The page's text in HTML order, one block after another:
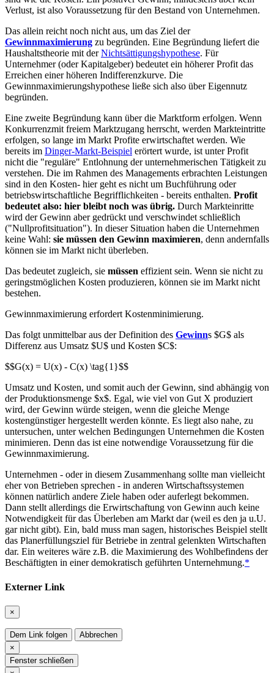
Verlust, ist also Voraussetzung für den Bestand von Unternehmen.
Das allein reicht noch nicht aus, um das Ziel der
Gewinnmaximierung zu begründen. Eine Begründung liefert die
Haushaltstheorie mit derNichtsättigungshypothese. Für
Unternehmer (oder Kapitalgeber) bedeutet ein höherer Profit das
Erreichen einer höheren Indifferenzkurve. Die
Gewinnmaximierungshypothese ließe sich also über Eigennutz
begründen.
Eine zweite Begründung kann über die Marktform erfolgen. Wenn
Konkurrenzmit freiem Marktzugang herrscht, werden Markteintritte
erfolgen, so lange im Markt Profite erwirtschaftet werden. Wie
bereits im Dinger-Markt-Beispiel erörtert wurde, ist unter Profit
nicht die "reguläre" Entlohnung der unternehmerischen Tätigkeit zu
verstehen. Die im Rahmen des Managements erbrachten Leistungen
sind in den Kosten- hier geht es nicht um Buchführung oder
betriebswirtschaftliche Begrifflichkeiten - bereits enthalten. Profit
bedeutet also: hier bleibt noch was übrig. Durch Markteinritte
wird der Gewinn aber gedrückt und verschwindet schließlich
("Nullprofitsituation"). In dieser Situation haben die Unternehmen
keine Wahl: sie müssen den Gewinn maximieren, denn andernfalls
können sie im Markt nicht überleben.
Das bedeutet zugleich, sie müssen effizient sein. Wenn sie nicht zu
geringstmöglichen Kosten produzieren, können sie im Markt nicht
bestehen.
Gewinnmaximierung erfordert Kostenminimierung.
Das folgt unmittelbar aus der Definition des Gewinns $G$ als
Differenz aus Umsatz $U$ und Kosten $C$:
$$G(x) = U(x) - C(x) \tag{1}$$
Umsatz und Kosten, und somit auch der Gewinn, sind abhängig von
der Produktionsmenge $x$. Egal, wie viel von Gut X produziert
wird, der Gewinn würde steigen, wenn die gleiche Menge
kostengünstiger hergestellt werden könnte. Es liegt also nahe, zu
untersuchen, unter welchen Bedingungen Unternehmen die Kosten
minimieren. Denn das ist eine notwendige Voraussetzung für die
Gewinnmaximierung.
Unternehmen - oder in diesem Zusammenhang sollte man vielleicht
eher von Betrieben sprechen - in anderen Wirtschaftssystemen
können natürlich andere Ziele haben oder auferlegt bekommen.
Dann stellt allerdings die Erwirtschaftung von Gewinn auch keine
Notwendigkeit für das Überleben am Markt dar (weil es den ja u.U.
gar nicht gibt). Ein, bald muss man sagen, historisches Beispiel stellt
das Planerfüllungsziel für Betriebe in zentral gelenkten Wirtschaften
dar. Ein weiteres wäre z.B. die Maximierung des Wohlbefindens der
Beschäftigten in einer demokratisch geführten Unternehmung.*
Externer Link
×
Dem Link folgen
Abbrechen
×
Fenster schließen